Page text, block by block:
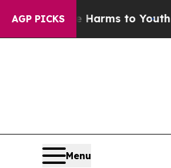
AGP PICKS
Harms to YouthBrazil
Menu